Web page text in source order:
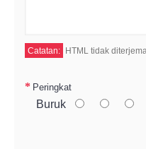
Catatan: HTML tidak
Peringkat
Buruk